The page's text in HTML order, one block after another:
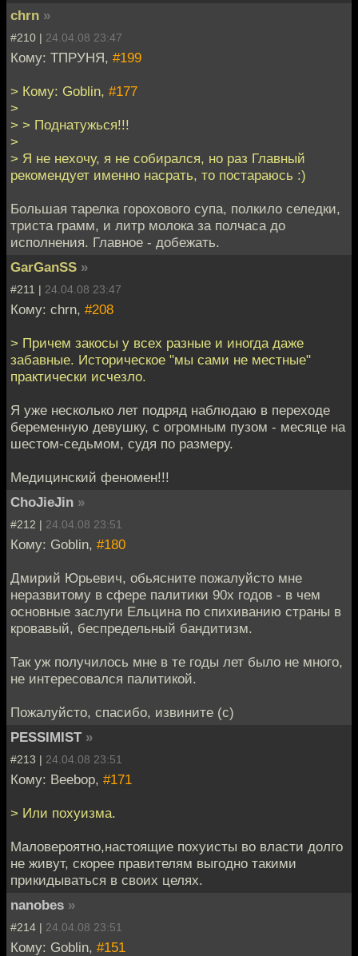
chrn »
#210 | 24.04.08 23:47
Кому: ТПРУНЯ, #199
> Кому: Goblin, #177
>
> > Поднатужься!!!
>
> Я не нехочу, я не собирался, но раз Главный
рекомендует именно насрать, то постараюсь :)
Большая тарелка горохового супа, полкило селедки,
триста грамм, и литр молока за полчаса до
исполнения. Главное - добежать.
GarGanSS »
#211 | 24.04.08 23:47
Кому: chrn, #208
> Причем закосы у всех разные и иногда даже
забавные. Историческое "мы сами не местные"
практически исчезло.
Я уже несколько лет подряд наблюдаю в переходе
беременную девушку, с огромным пузом - месяце на
шестом-седьмом, судя по размеру.
Медицинский феномен!!!
ChoJieJin »
#212 | 24.04.08 23:51
Кому: Goblin, #180
Дмирий Юрьевич, обьясните пожалуйсто мне
неразвитому в сфере палитики 90х годов - в чем
основные заслуги Ельцина по спихиванию страны в
кровавый, беспредельный бандитизм.
Так уж получилось мне в те годы лет было не много,
не интересовался палитикой.
Пожалуйсто, спасибо, извините (с)
PESSIMIST »
#213 | 24.04.08 23:51
Кому: Beebop, #171
> Или похуизма.
Маловероятно,настоящие похуисты во власти долго
не живут, скорее правителям выгодно такими
прикидываться в своих целях.
nanobes »
#214 | 24.04.08 23:51
Кому: Goblin, #151